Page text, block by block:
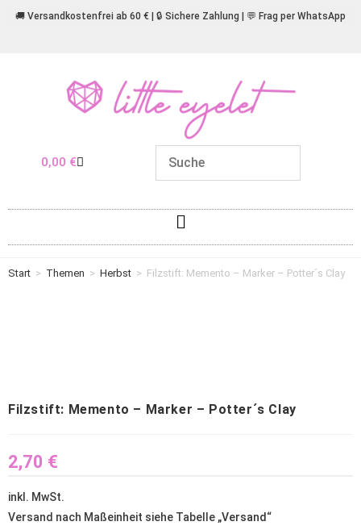
🚚 Versandkostenfrei ab 60 € | 🔒 Sichere Zahlung | 💬 Frag per WhatsApp
0,00 €
Start > Themen > Herbst > Filzstift: Memento – Marker – Potter´s Clay
Filzstift: Memento – Marker – Potter´s Clay
2,70 €
inkl. MwSt.
Versand nach Maßeinheit siehe Tabelle „Versand “